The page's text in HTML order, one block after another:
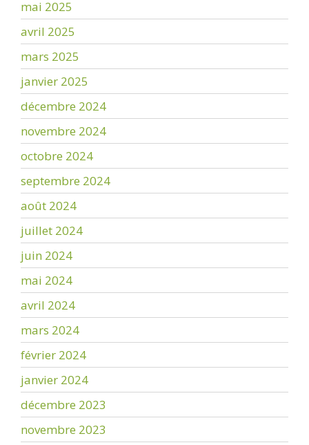
mai 2025
avril 2025
mars 2025
janvier 2025
décembre 2024
novembre 2024
octobre 2024
septembre 2024
août 2024
juillet 2024
juin 2024
mai 2024
avril 2024
mars 2024
février 2024
janvier 2024
décembre 2023
novembre 2023